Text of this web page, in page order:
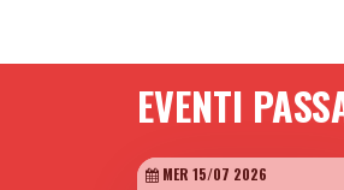
EVENTI
MER 15/07 2026